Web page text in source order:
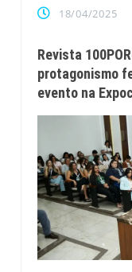
18/04/2025
Revista
protagonismo
evento na